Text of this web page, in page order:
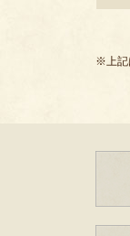
※上記